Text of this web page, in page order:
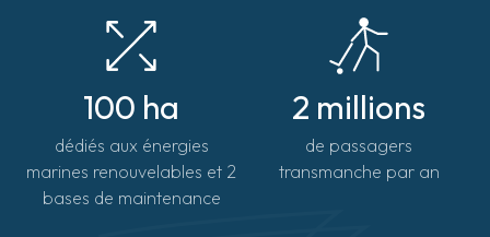
100 ha
dédiés aux énergies
marines renouvelables et 2
bases de maintenance
2 millions
de passagers
transmanche par an